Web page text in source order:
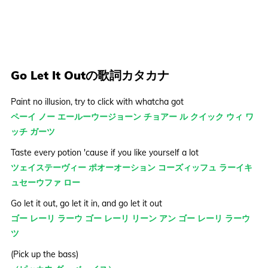
Go Let It Outの歌詞カタカナ
Paint no illusion, try to click with whatcha got
ペーイ ノー エールーウージョーン チョアー ル クイック ウィ ワ
ッチ ガーツ
Taste every potion 'cause if you like yourself a lot
ツェイステーヴィー ポオーオーション コーズィッフュ ラーイキ
ュセーウファ ロー
Go let it out, go let it in, and go let it out
ゴー レーリ ラーウ ゴー レーリ リーン アン ゴー レーリ ラーウ
ツ
(Pick up the bass)